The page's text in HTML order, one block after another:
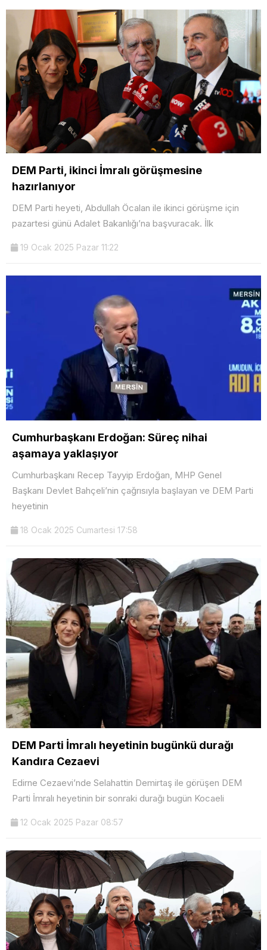
DEM Parti, ikinci İmralı görüşmesine
hazırlanıyor
DEM Parti heyeti, Abdullah Öcalan ile ikinci görüşme için
pazartesi günü Adalet Bakanlığı’na başvuracak. İlk
19 Ocak 2025 Pazar 11:22
Cumhurbaşkanı Erdoğan: Süreç nihai
aşamaya yaklaşıyor
Cumhurbaşkanı Recep Tayyip Erdoğan, MHP Genel
Başkanı Devlet Bahçeli’nin çağrısıyla başlayan ve DEM Parti
heyetinin
18 Ocak 2025 Cumartesi 17:58
DEM Parti İmralı heyetinin bugünkü durağı
Kandıra Cezaevi
Edirne Cezaevi’nde Selahattin Demirtaş ile görüşen DEM
Parti İmralı heyetinin bir sonraki durağı bugün Kocaeli
12 Ocak 2025 Pazar 08:57